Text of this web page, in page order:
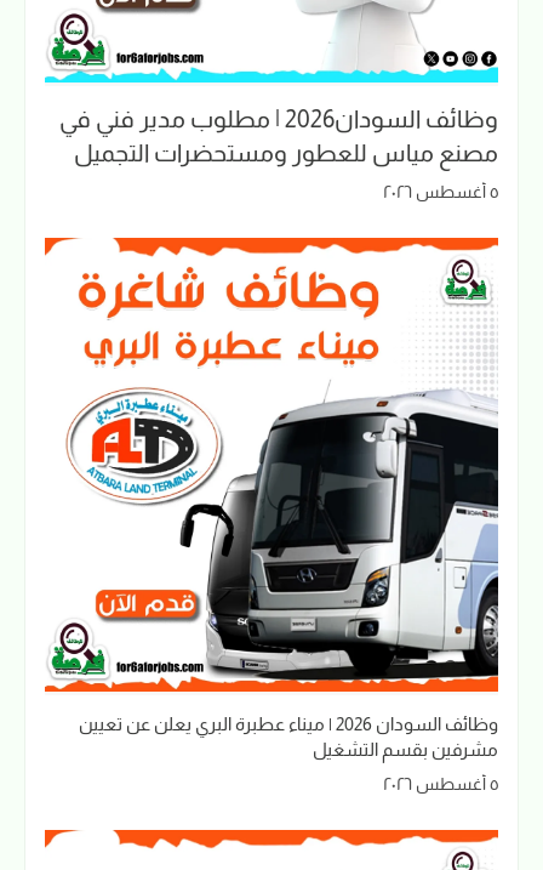
وظائف السودان2026 | مطلوب مدير فني في
مصنع مياس للعطور ومستحضرات التجميل
٥ أغسطس ٢٠٢٦
وظائف السودان 2026 | ميناء عطبرة البري يعلن عن تعيين
مشرفين بقسم التشغيل
٥ أغسطس ٢٠٢٦